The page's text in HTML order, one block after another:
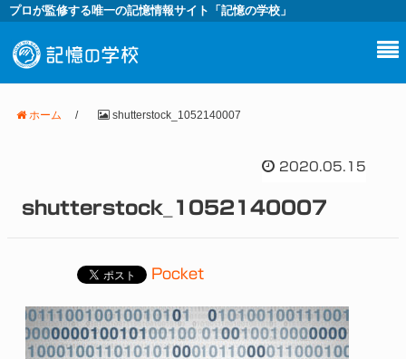
プロが監修する唯一の記憶情報サイト「記憶の学校」
ホーム / shutterstock_1052140007
2020.05.15
shutterstock_1052140007
Pocket